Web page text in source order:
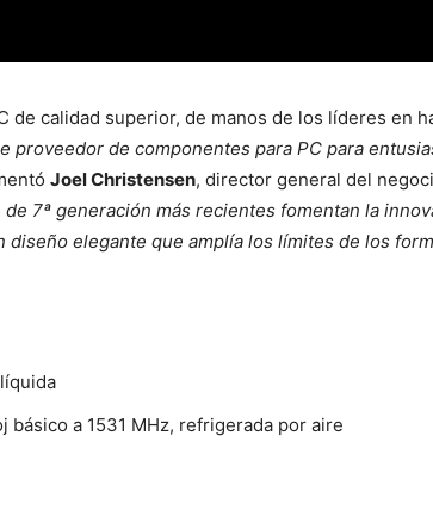
de calidad superior, de manos de los líderes en
proveedor de componentes para PC para
Joel Christensen, director general del
7ª generación más recientes fomentan la
diseño elegante que amplía los límites de los
básico a 1531 MHz, refrigerada por aire